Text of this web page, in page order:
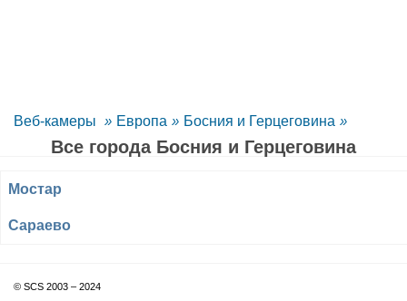
Веб-камеры » Европа » Босния и Герцеговина »
Все города Босния и Герцеговина
Мостар
Сараево
© SCS 2003 – 2024